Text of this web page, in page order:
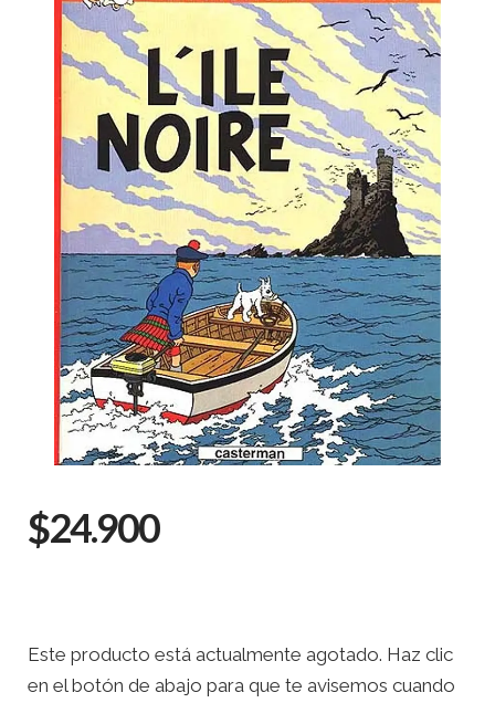
$24.900
Este producto está actualmente agotado. Haz clic
en el botón de abajo para que te avisemos cuando